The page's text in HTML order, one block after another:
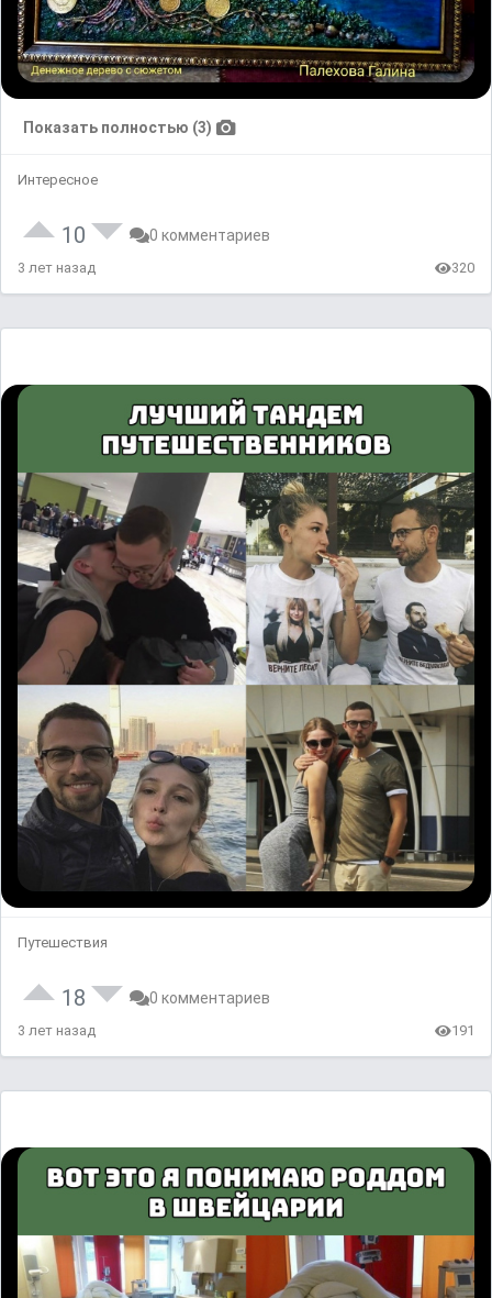
Показать полностью (3)
Интересное
10 0 комментариев
3 лет назад 320
Путешествия
18 0 комментариев
3 лет назад 191